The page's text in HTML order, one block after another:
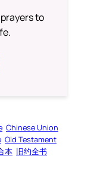
to
Chinese Union
Old Testament
本 旧约全书